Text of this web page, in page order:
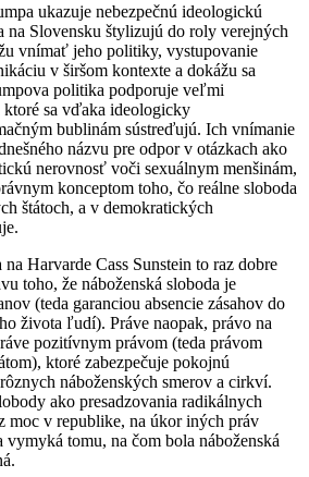
ukazuje nebezpečnú ideologickú
na Slovensku štylizujú do roly verejných
vnímať jeho politiky, vystupovanie
v širšom kontexte a dokážu sa
politika podporuje veľmi
sa vďaka ideologicky
bublinám sústreďujú. Ich vnímanie
názvu pre odpor v otázkach ako
nerovnosť voči sexuálnym menšinám,
konceptom toho, čo reálne sloboda
štátoch, a v demokratických
Harvarde Cass Sunstein to raz dobre
toho, že náboženská sloboda je
(teda garanciou absencie zásahov do
života ľudí). Práve naopak, právo na
pozitívnym právom (teda právom
ktoré zabezpečuje pokojnú
náboženských smerov a cirkví.
ako presadzovania radikálnych
moc v republike, na úkor iných práv
tomu, na čom bola náboženská